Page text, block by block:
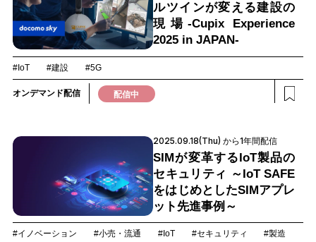
ルツインが変える建設の
現場-Cupix Experience
2025 in JAPAN-
#IoT #建設 #5G
オンデマンド配信 配信中
2025.09.18(Thu) から1年間配信
SIMが変革するIoT製品の
セキュリティ ～IoT SAFE
をはじめとしたSIMアプレ
ット先進事例～
#イノベーション #小売・流通 #IoT #セキュリティ #製造